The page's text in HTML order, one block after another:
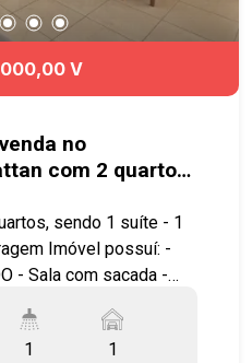
V
no
com 2 quartos
Sapé -
sendo 1 suíte - 1
-
- Sala com sacada -
- Pronto para morar,
no bairro Sape -
1 1